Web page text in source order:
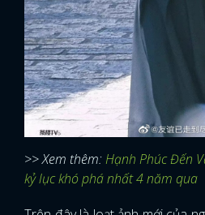
>> Xem thêm:Hạnh Phúc Đến
kỷ lục khó phá nhất 4 năm qua